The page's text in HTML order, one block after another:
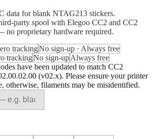
data for blank NTAG213 stickers.
party spool with Elegoo CC2 and CC2
no proprietary hardware required.
trackingNo sign-up · Always free
trackingNo sign-upAlways free
have been updated to match CC2
(v02.x). Please ensure your printer
otherwise, filaments may be misidentified.